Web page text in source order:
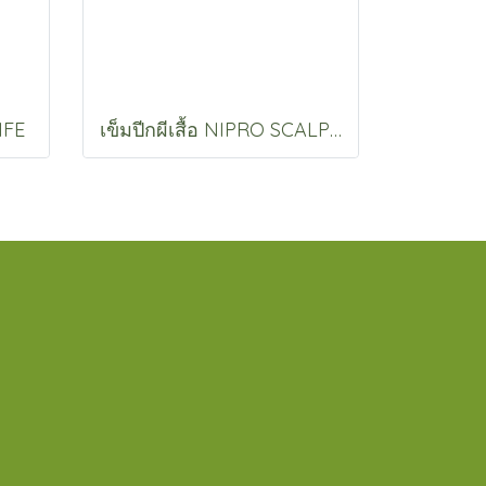
เข็มปีกผีเสื้อ NIPRO SCALP VEIN NIPRO